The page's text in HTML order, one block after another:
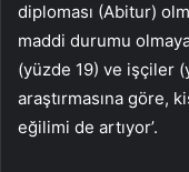
diploması (Abitur)
maddi durumu
(yüzde 19) ve işçiler
araştırmasına göre,
eğilimi de artıyor’.